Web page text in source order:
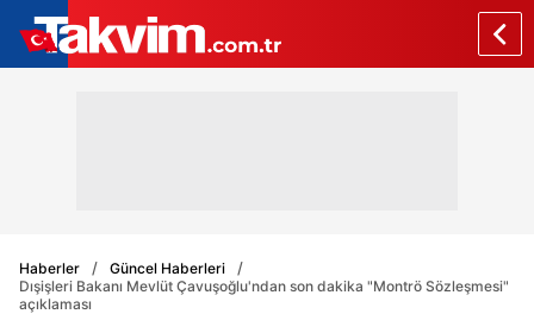
Haberler
Güncel Haberleri
Dışişleri Bakanı Mevlüt Çavuşoğlu'ndan son dakika "Montrö Sözleşmesi"
açıklaması